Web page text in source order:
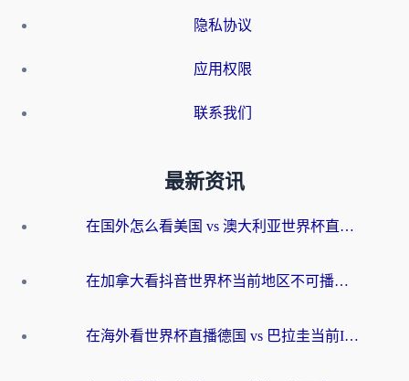
隐私协议
应用权限
联系我们
最新资讯
在国外怎么看美国 vs 澳大利亚世界杯直播？海外党必藏的中文解说观赛指南
在加拿大看抖音世界杯当前地区不可播放？海外党体育观赛终极指南
在海外看世界杯直播德国 vs 巴拉圭当前IP受限制？这篇指南帮你轻松解决地区限制